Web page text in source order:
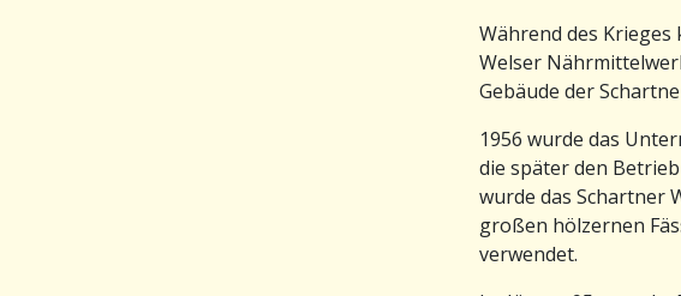
Während des
Welser
Gebäude der
1956 wurde das
die später den
wurde das Schartner
großen hölzernen
verwendet.